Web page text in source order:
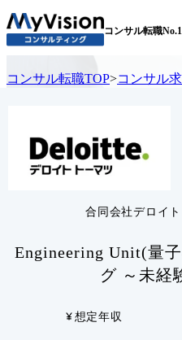
コンサル転職
コンサル転職TOP>コンサル
合同会社デロイ
Engineering Unit(量
グ ～未経
想定年収